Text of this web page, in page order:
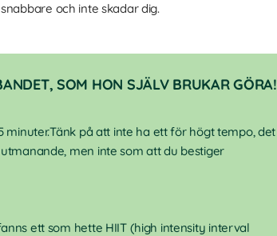
och inte skadar dig.
SOM HON SJÄLV BRUKAR GÖRA!
på att inte ha ett för högt tempo, det
men inte som att du bestiger
ett som hette HIIT (high intensity interval